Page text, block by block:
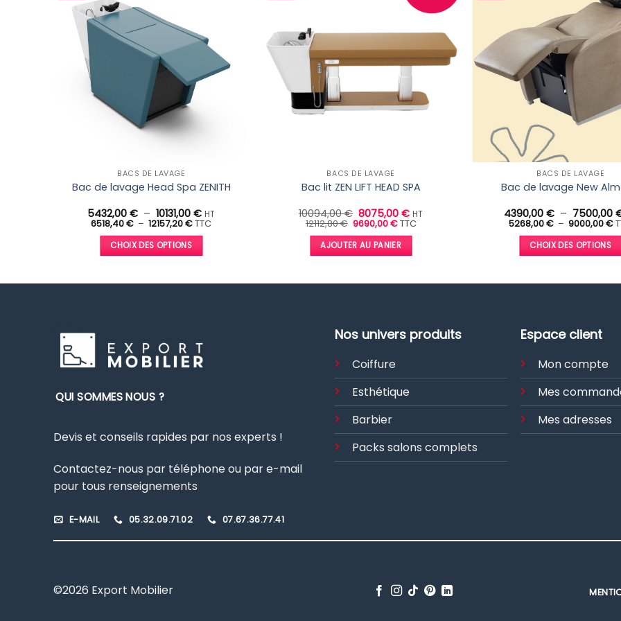
BACS DE LAVAGE
Bac de lavage Head Spa ZENITH
5432,00€ – 10131,00€Plage
de
5432,00 €
à
HT
6518,40€ – 12157,20€Plage
de
prix :
à
TTC
CHOIX DES OPTIONS
Les
options
être
la
du
produit
BACS DE LAVAGE
Bac lit ZEN LIFT HEAD SPA
10094,00€ Le
prix
initial
était :
10094,00 €.
8075,00€Le
prix
est :
8075,00 €.
HT
12112,80€ Le
prix
initial
était :
12112,80 €.
9690,00€Le
prix
actuel
est :
9690,00 €.
TTC
AJOUTER AU PANIER
BACS DE LAVAGE
Bac de lavage New
4390,00€ – 7500,00
5268,00€ – 9000,00€
à
CHOIX DES OPTIONS
variations.
Les
options
peuvent
être
choisies
sur
la
QUI SOMMES NOUS ?
Devis et conseils rapides par nos experts !
Contactez-nous par téléphone ou par e-mail
pour tous renseignements
E-MAIL 05.32.09.71.02 07.67.36.77.41
Nos univers produits
Coiffure
Esthétique
Barbier
Packs salons complets
Espace client
Mon compte
Mes
Mes adresses
©2026 Export Mobilier